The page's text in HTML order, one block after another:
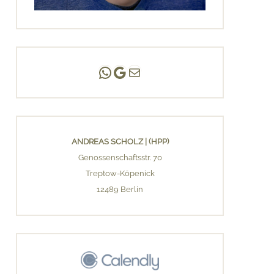
Andreas Scholz | (HPP)
Praxis Adlershof
E-Mail an mich ...
ANDREAS SCHOLZ | (HPP)
Genossenschaftsstr. 70
Treptow-Köpenick
12489 Berlin